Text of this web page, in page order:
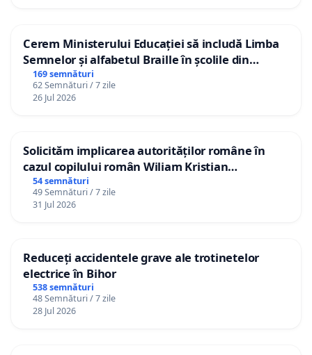
Cerem Ministerului Educației să includă Limba
Semnelor și alfabetul Braille în școlile din
Republica Moldova!
169 semnături
62 Semnături / 7 zile
26 Jul 2026
Solicităm implicarea autorităților române în
cazul copilului român Wiliam Kristian
Gheorghe, aflat în plasament în Danemarca de
12 ani
54 semnături
49 Semnături / 7 zile
31 Jul 2026
Reduceți accidentele grave ale trotinetelor
electrice în Bihor
538 semnături
48 Semnături / 7 zile
28 Jul 2026